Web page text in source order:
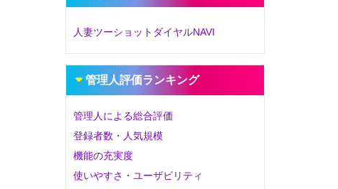
人妻ツーショットダイヤルNAVI
管理人評価ランキング
管理人による総合評価
登録者数・人気規模
機能の充実度
使いやすさ・ユーザビリティ